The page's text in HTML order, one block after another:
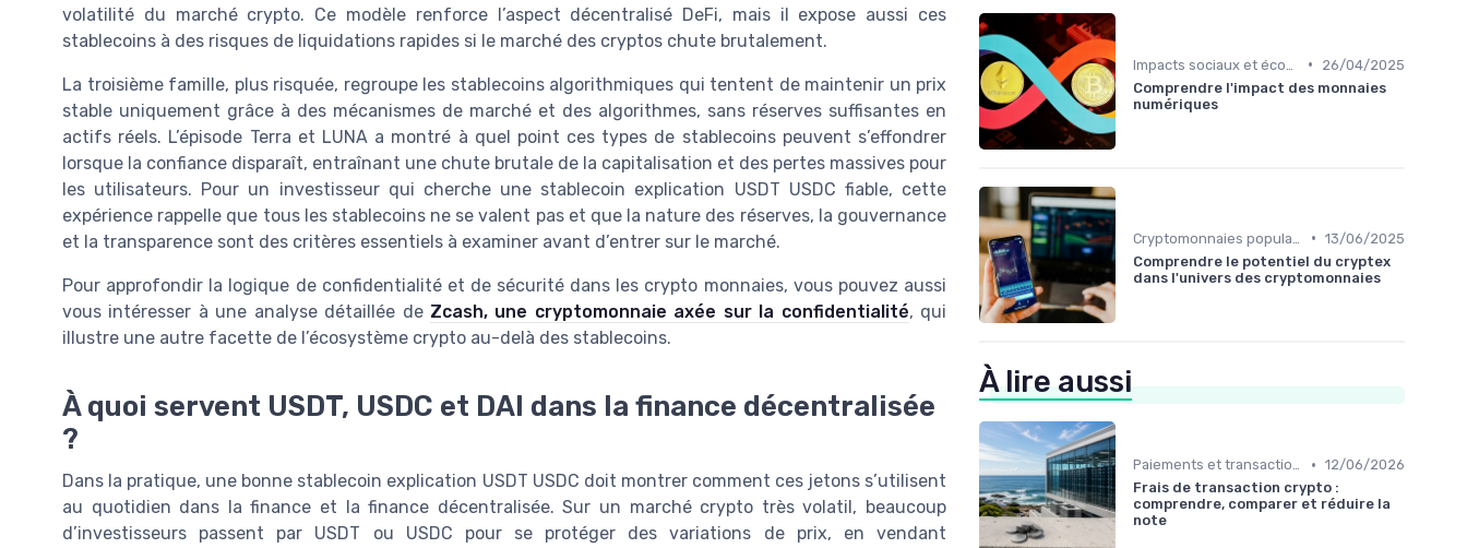
volatilité du marché crypto. Ce modèle renforce l’aspect décentralisé DeFi, mais il expose aussi ces
stablecoins à des risques de liquidations rapides si le marché des cryptos chute brutalement.
La troisième famille, plus risquée, regroupe les stablecoins algorithmiques qui tentent de maintenir un prix
stable uniquement grâce à des mécanismes de marché et des algorithmes, sans réserves suffisantes en
actifs réels. L’épisode Terra et LUNA a montré à quel point ces types de stablecoins peuvent s’effondrer
lorsque la confiance disparaît, entraînant une chute brutale de la capitalisation et des pertes massives pour
les utilisateurs. Pour un investisseur qui cherche une stablecoin explication USDT USDC fiable, cette
expérience rappelle que tous les stablecoins ne se valent pas et que la nature des réserves, la gouvernance
et la transparence sont des critères essentiels à examiner avant d’entrer sur le marché.
Pour approfondir la logique de confidentialité et de sécurité dans les crypto monnaies, vous pouvez aussi
vous intéresser à une analyse détaillée de Zcash, une cryptomonnaie axée sur la confidentialité, qui
illustre une autre facette de l’écosystème crypto au-delà des stablecoins.
À quoi servent USDT, USDC et DAI dans la finance décentralisée
?
Dans la pratique, une bonne stablecoin explication USDT USDC doit montrer comment ces jetons s’utilisent
au quotidien dans la finance et la finance décentralisée. Sur un marché crypto très volatil, beaucoup
d’investisseurs passent par USDT ou USDC pour se protéger des variations de prix, en vendant
•
26/04/2025
Comprendre l'impact des monnaies
numériques
• 13/06/2025
Comprendre le potentiel du cryptex
dans l'univers des cryptomonnaies
À lire aussi
Paiements et transactions • 12/06/2026
Frais de transaction crypto :
comprendre, comparer et réduire la
note